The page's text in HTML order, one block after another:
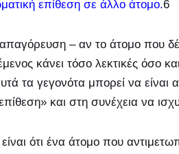
επίθεση σε άλλο άτομο.6
– αν το άτομο που
κάνει τόσο λεκτικές όσο και
τα γεγονότα μπορεί να είναι
και στη συνέχεια να
ότι ένα άτομο που